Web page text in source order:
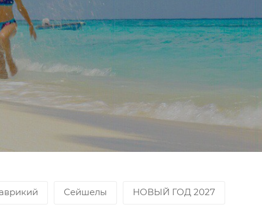
Сейшелы НОВЫЙ ГОД 2027